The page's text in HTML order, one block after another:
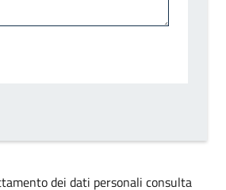
dei dati personali consulta